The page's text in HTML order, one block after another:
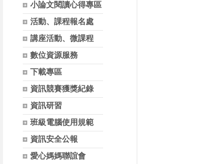
小論文閱讀心得專區
活動、課程報名處
講座活動、微課程
數位資源服務
下載專區
資訊競賽獲獎紀錄
資訊研習
班級電腦使用規範
資訊安全公報
愛心媽媽聯誼會